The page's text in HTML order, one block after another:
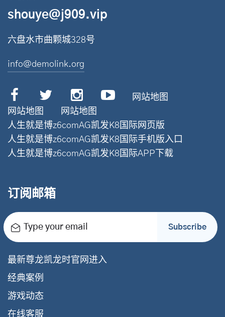
shouye@j909.vip
六盘水市曲颗城328号
info@demolink.org
网站地图
网站地图
网站地图
人生就是博z6comAG凯发K8国际网页版
人生就是博z6comAG凯发K8国际手机版入口
人生就是博z6comAG凯发K8国际APP下载
订阅邮箱
Type your email Subscribe
最新尊龙凯龙时官网进入
经典案例
游戏动态
在线客服